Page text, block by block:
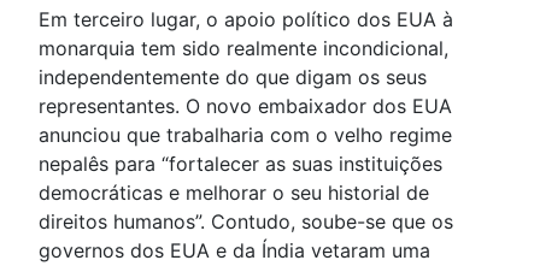
Em terceiro lugar, o apoio político dos EUA à
monarquia tem sido realmente incondicional,
independentemente do que digam os seus
representantes. O novo embaixador dos EUA
anunciou que trabalharia com o velho regime
nepalês para “fortalecer as suas instituições
democráticas e melhorar o seu historial de
direitos humanos”. Contudo, soube-se que os
governos dos EUA e da Índia vetaram uma